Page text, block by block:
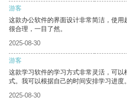
游客
这款办公软件的界面设计非常简洁，使
很合理，一目了然。
2025-08-30
游客
这款学习软件的学习方式非常灵活，可以
式。我可以根据自己的时间安排学习进度。
2025-08-30